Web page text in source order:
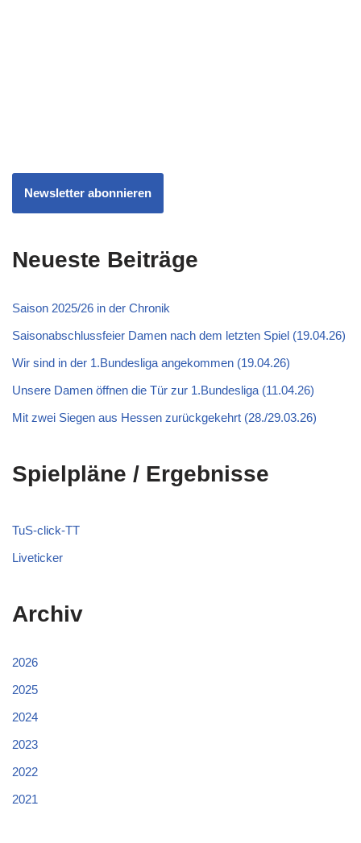
Newsletter abonnieren
Neueste Beiträge
Saison 2025/26 in der Chronik
Saisonabschlussfeier Damen nach dem letzten Spiel (19.04.26)
Wir sind in der 1.Bundesliga angekommen (19.04.26)
Unsere Damen öffnen die Tür zur 1.Bundesliga (11.04.26)
Mit zwei Siegen aus Hessen zurückgekehrt (28./29.03.26)
Spielpläne / Ergebnisse
TuS-click-TT
Liveticker
Archiv
2026
2025
2024
2023
2022
2021